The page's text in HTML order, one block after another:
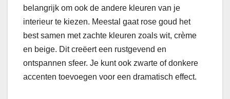
belangrijk om ook de andere kleuren van je
interieur te kiezen. Meestal gaat rose goud het
best samen met zachte kleuren zoals wit, crème
en beige. Dit creëert een rustgevend en
ontspannen sfeer. Je kunt ook zwarte of donkere
accenten toevoegen voor een dramatisch effect.